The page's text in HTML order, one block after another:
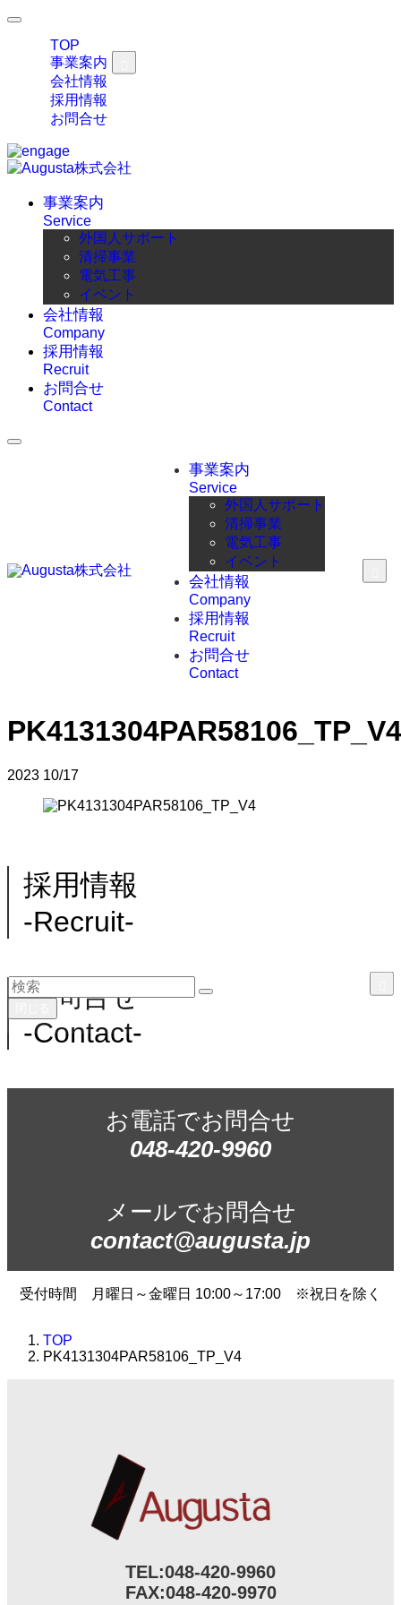
TOP
事業案内
会社情報
採用情報
お問合せ
事業案内
Service
外国人サポート
清掃事業
電気工事
イベント
会社情報
Company
採用情報
Recruit
お問合せ
Contact
事業案内
Service
外国人サポート
清掃事業
電気工事
イベント
会社情報
Company
採用情報
Recruit
お問合せ
Contact
PK4131304PAR58106_TP_V4
2023 10/17
採用情報
-Recruit-
お問合せ
-Contact-
お電話でお問合せ
048-420-9960
メールでお問合せ
contact@augusta.jp
受付時間 月曜日～金曜日 10:00～17:00 ※祝日を除く
TOP
PK4131304PAR58106_TP_V4
TEL:048-420-9960
FAX:048-420-9970